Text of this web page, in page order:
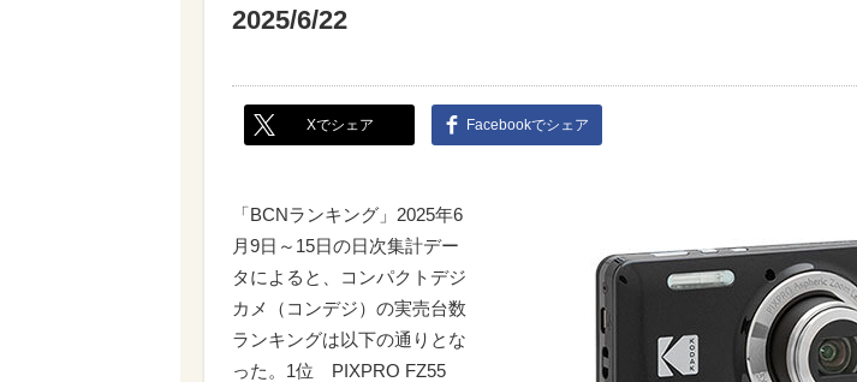
2025/6/22
Xでシェア Facebookでシェア
「BCNランキング」2025年6
月9日～15日の日次集計デー
タによると、コンパクトデジ
カメ（コンデジ）の実売台数
ランキングは以下の通りとな
った。1位 PIXPRO FZ55